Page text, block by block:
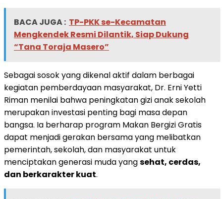
BACA JUGA : TP-PKK se-Kecamatan
Mengkendek Resmi Dilantik, Siap Dukung
“Tana Toraja Masero”
Sebagai sosok yang dikenal aktif dalam berbagai
kegiatan pemberdayaan masyarakat, Dr. Erni Yetti
Riman menilai bahwa peningkatan gizi anak sekolah
merupakan investasi penting bagi masa depan
bangsa. Ia berharap program Makan Bergizi Gratis
dapat menjadi gerakan bersama yang melibatkan
pemerintah, sekolah, dan masyarakat untuk
menciptakan generasi muda yangsehat, cerdas,
dan berkarakter kuat.